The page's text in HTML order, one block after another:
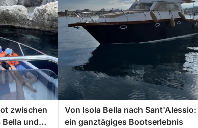
zwischen
und
Von Isola Bella nach Sant'Alessio:
ein ganztägiges Bootserlebnis